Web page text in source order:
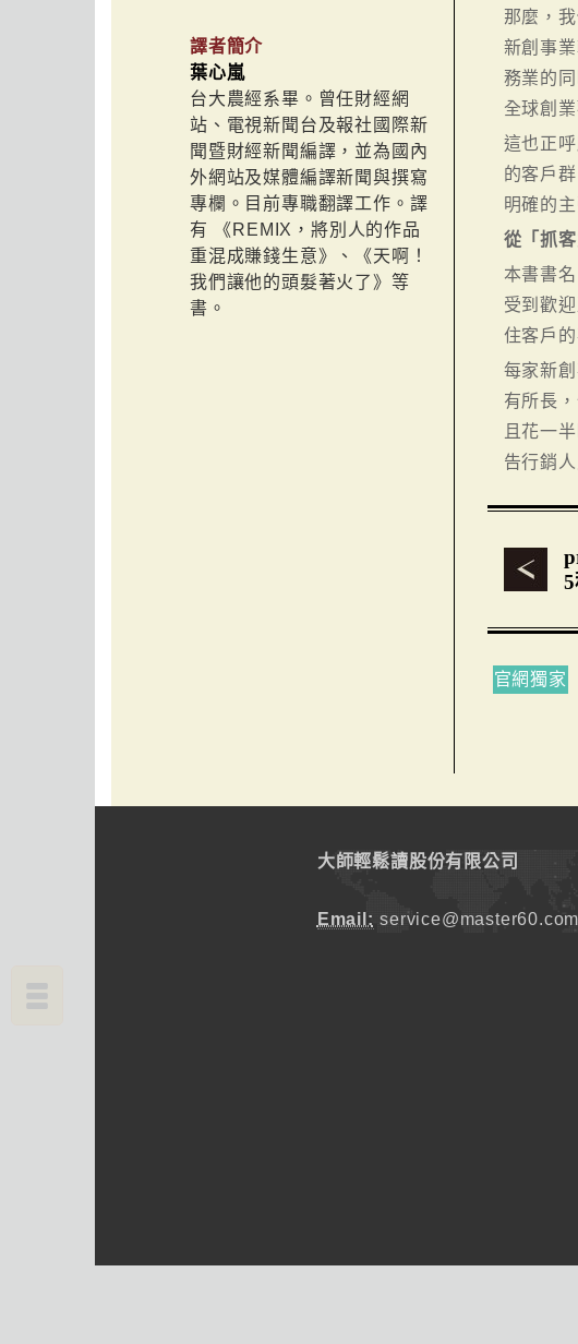
譯者簡介
葉心嵐
台大農經系畢。曾任財經網
站、電視新聞台及報社國際新
聞暨財經新聞編譯，並為國內
外網站及媒體編譯新聞與撰寫
專欄。目前專職翻譯工作。譯
有 《REMIX，將別人的作品
重混成賺錢生意》、《天啊！
我們讓他的頭髮著火了》等
書。
那麼，
新創事
務業的
全球創
這也正
的客戶
明確的
從「抓
本書書
受到歡
住客戶的
每家新
有所長
且花一
告行銷
官網獨家
大師輕鬆讀股份有限公司
Email: